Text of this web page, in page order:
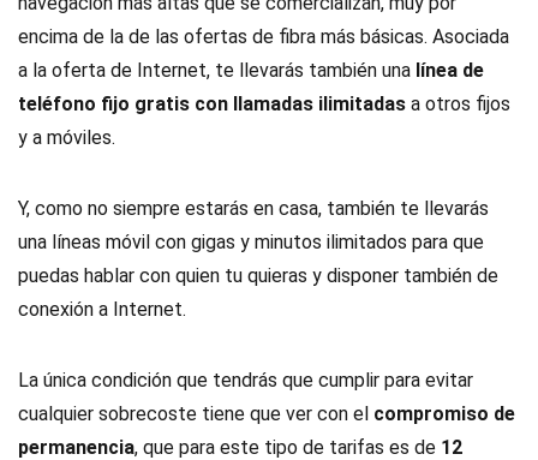
encima de la de las ofertas de fibra más básicas. Asociada
a la oferta de Internet, te llevarás también una línea de
teléfono fijo gratis con llamadas ilimitadas a otros fijos
y a móviles.
Y, como no siempre estarás en casa, también te llevarás
una líneas móvil con gigas y minutos ilimitados para que
puedas hablar con quien tu quieras y disponer también de
conexión a Internet.
La única condición que tendrás que cumplir para evitar
cualquier sobrecoste tiene que ver con el compromiso de
permanencia, que para este tipo de tarifas es de 12